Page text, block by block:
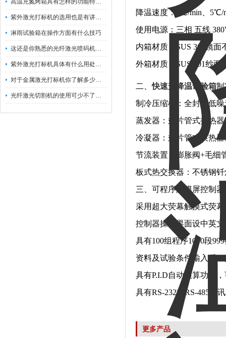
高温充氮烤箱具有怎样的功能特点呢？
紫外激光打标机的选用也是有讲究的
淋雨试验箱在操作方面有什么技巧
这还是你熟悉的光纤激光喷码机吗？
紫外激光打标机具体有什么用处呢？
对于金属激光打标机你了解多少呢？
光纤激光切割机的使用可少不了以下步骤
降温速度：3℃/min、5℃/
使用电源：三相 五线
内箱材质：SUS 304镜面
外箱材质：SUS 201纱
二、快速升降温试验箱制
制冷压缩机：全封闭低
蒸发器：翅片管式换热
冷凝器：翅片管式换热器
节流装置：膨胀阀+毛细
板式热交换器：不锈钢
三、可程序触摸屏控制器
采用超大荧幕触摸式荧
控制器操作界面设中英
具有100组程序1000段
资料及试验条件输入后
具有P.I.D自动演算功能
具有RS-232或RS-485通
更多产品